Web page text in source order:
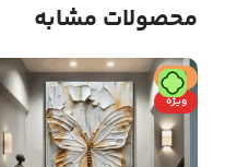
محصولات مشابه
حراج
ویژه